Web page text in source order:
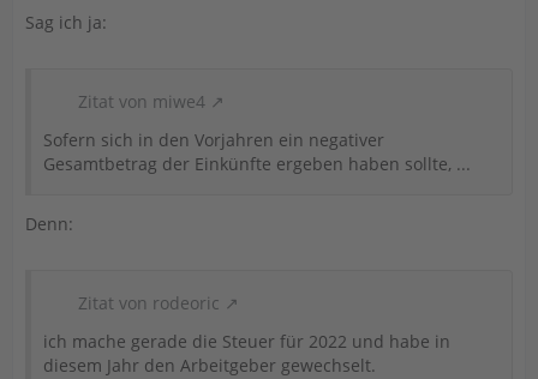
Sag ich ja:
Zitat von miwe4
Sofern sich in den Vorjahren ein negativer
Gesamtbetrag der Einkünfte ergeben haben sollte, ...
Denn:
Zitat von rodeoric
ich mache gerade die Steuer für 2022 und habe in
diesem Jahr den Arbeitgeber gewechselt.